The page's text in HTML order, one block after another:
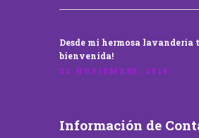
Desde mi hermosa lavandería
bienvenida!
22 NOVIEMBRE, 2016
Información de